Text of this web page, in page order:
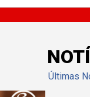
Últimas